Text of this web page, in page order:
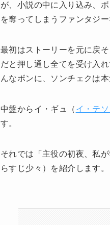
が、小説の中に入り込み、ボ
を奪ってしまうファンタジー
最初はストーリーを元に戻
だと押し通し全てを受け入
んなボンに、ソンチェクは
中盤からイ・ギュ（ イ・テソ
す。
それでは「主役の初夜、私
らすじ少々）を紹介します。